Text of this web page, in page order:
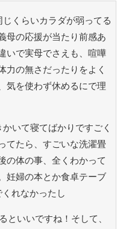
くらいカラダが弱ってる
母の応援が当たり前感あ
いで実母でさえも、喧嘩
力の無さだったりをよく
気を使わず休めるにで理
いて寝てばかりですごく
てたら、すごいな洗濯畳
の体の事、全くわかって
妊婦の本とか食卓テーブ
れなかったし
といいですね！そして、